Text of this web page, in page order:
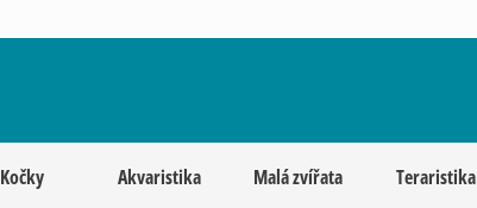
Kočky Akvaristika Malá zvířata Teraristika